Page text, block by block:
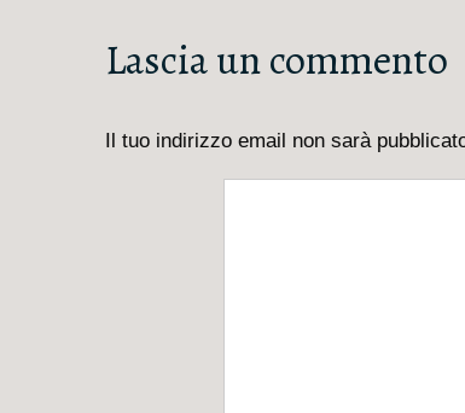
articolo
è
Lascia un commento
Il tuo indirizzo email non sarà